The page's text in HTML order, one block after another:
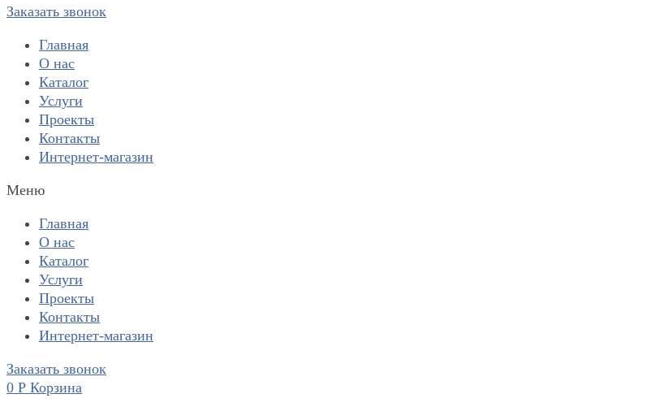
Заказать звонок
Главная
О нас
Каталог
Услуги
Проекты
Контакты
Интернет-магазин
Меню
Главная
О нас
Каталог
Услуги
Проекты
Контакты
Интернет-магазин
Заказать звонок
0 Р Корзина